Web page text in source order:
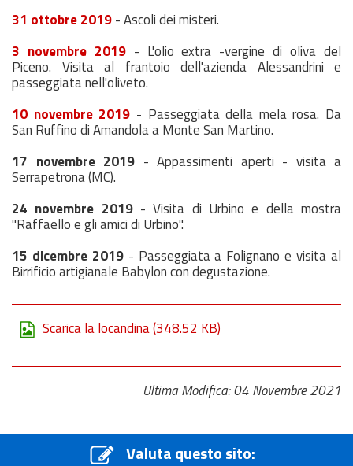
31 ottobre 2019- Ascoli dei misteri.
3 novembre 2019 - L'olio extra -vergine di oliva del
Piceno. Visita al frantoio dell'azienda Alessandrini e
passeggiata nell'oliveto.
10 novembre 2019 - Passeggiata della mela rosa. Da
San Ruffino di Amandola a Monte San Martino.
17 novembre 2019 - Appassimenti aperti - visita a
Serrapetrona (MC).
24 novembre 2019 - Visita di Urbino e della mostra
"Raffaello e gli amici di Urbino".
15 dicembre 2019 - Passeggiata a Folignano e visita al
Birrificio artigianale Babylon con degustazione.
Scarica la locandina(348.52 KB)
Ultima Modifica: 04 Novembre 2021
Valuta questo sito: